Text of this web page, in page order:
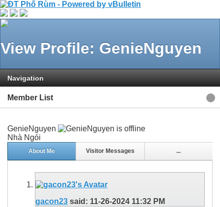
View Profile: GenieNguyen
Navigation
Member List
GenieNguyen
Nhà Ngói
About Me Visitor Messages ...
gacon23 said: 11-26-2024 11:32 PM